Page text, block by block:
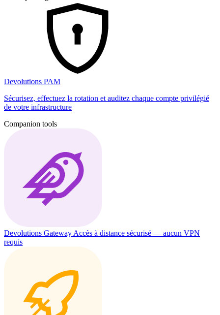
Devolutions PAM
Sécurisez, effectuez la rotation et auditez chaque compte privilégié
de votre infrastructure
Companion tools
Devolutions Gateway Accès à distance sécurisé — aucun VPN
requis